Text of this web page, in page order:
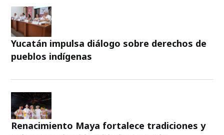
Yucatán impulsa diálogo sobre derechos de
pueblos indígenas
Renacimiento Maya fortalece tradiciones y